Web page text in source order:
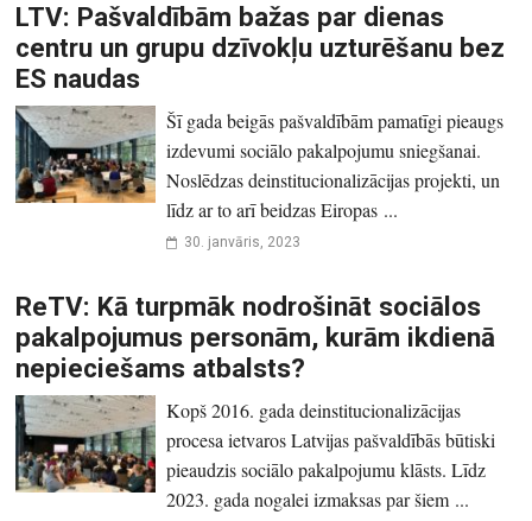
LTV: Pašvaldībām bažas par dienas
centru un grupu dzīvokļu uzturēšanu bez
ES naudas
Šī gada beigās pašvaldībām pamatīgi pieaugs
izdevumi sociālo pakalpojumu sniegšanai.
Noslēdzas deinstitucionalizācijas projekti, un
līdz ar to arī beidzas Eiropas ...
30. janvāris, 2023
ReTV: Kā turpmāk nodrošināt sociālos
pakalpojumus personām, kurām ikdienā
nepieciešams atbalsts?
Kopš 2016. gada deinstitucionalizācijas
procesa ietvaros Latvijas pašvaldībās būtiski
pieaudzis sociālo pakalpojumu klāsts. Līdz
2023. gada nogalei izmaksas par šiem ...